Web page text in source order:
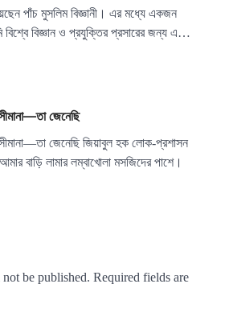
পাঁচ মুসলিম বিজ্ঞানী। এর মধ্যে একজন
বিশ্বে বিজ্ঞান ও প্রযুক্তির প্রসারের জন্য এ…
জেনেছি
জেনেছি জিয়াবুল হক লোক-প্রশাসন
বাড়ি লামার লম্বাখোলা মসজিদের পাশে।
be published. Required fields are